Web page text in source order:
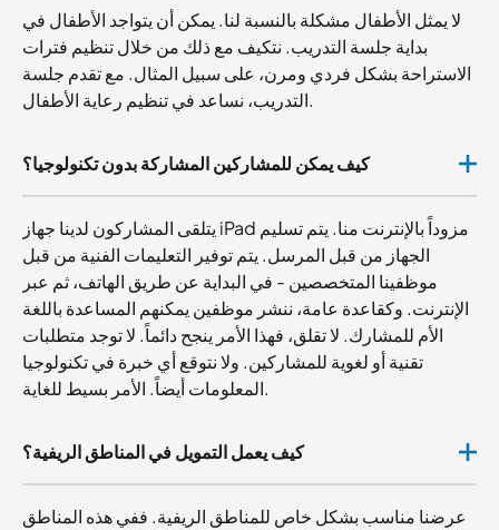
لا يمثل الأطفال مشكلة بالنسبة لنا. يمكن أن يتواجد الأطفال في
بداية جلسة التدريب. نتكيف مع ذلك من خلال تنظيم فترات
الاستراحة بشكل فردي ومرن، على سبيل المثال. مع تقدم جلسة
التدريب، نساعد في تنظيم رعاية الأطفال.
كيف يمكن للمشاركين المشاركة بدون تكنولوجيا؟
يتلقى المشاركون لدينا جهاز iPad مزوداً بالإنترنت منا. يتم تسليم
الجهاز من قبل المرسل. يتم توفير التعليمات الفنية من قبل
موظفينا المتخصصين - في البداية عن طريق الهاتف، ثم عبر
الإنترنت. وكقاعدة عامة، ننشر موظفين يمكنهم المساعدة باللغة
الأم للمشارك. لا تقلق، فهذا الأمر ينجح دائماً. لا توجد متطلبات
تقنية أو لغوية للمشاركين. ولا نتوقع أي خبرة في تكنولوجيا
المعلومات أيضاً. الأمر بسيط للغاية.
كيف يعمل التمويل في المناطق الريفية؟
عرضنا مناسب بشكل خاص للمناطق الريفية. ففي هذه المناطق